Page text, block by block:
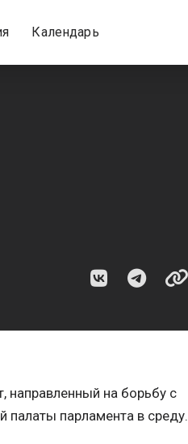
Календарь
направленный на борьбу с
палаты парламента в среду.